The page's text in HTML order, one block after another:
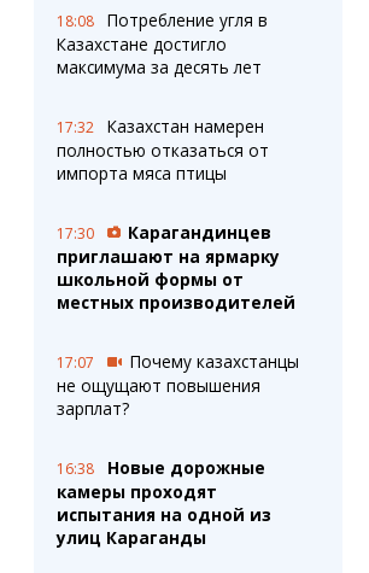
18:08
Потребление угля в
Казахстане достигло
максимума за десять лет
17:32
Казахстан намерен
полностью отказаться от
импорта мяса птицы
17:30
Карагандинцев
приглашают на ярмарку
школьной формы от
местных производителей
17:07
Почему казахстанцы
не ощущают повышения
зарплат?
16:38
Новые дорожные
камеры проходят
испытания на одной из
улиц Караганды